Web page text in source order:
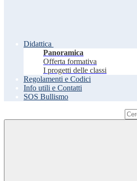
Didattica
Panoramica
Offerta formativa
I progetti delle classi
Regolamenti e Codici
Info utili e Contatti
SOS Bullismo